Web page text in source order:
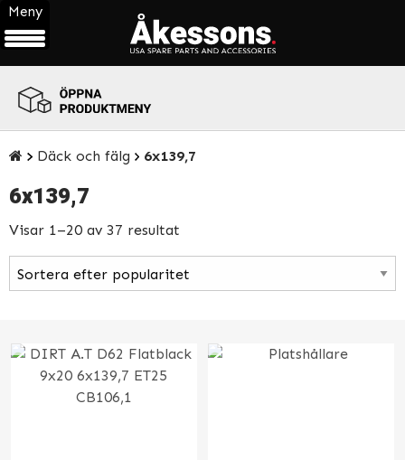
ÖPPNA
PRODUKTMENY
Däck och fälg 6x139,7
6x139,7
Visar 1–20 av 37 resultat
Meny